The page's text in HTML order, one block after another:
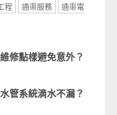
程 通渠服務
通渠電
修點樣避免意外？
管系統滴水不漏？